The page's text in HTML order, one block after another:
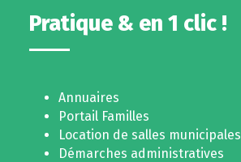
Pratique & en 1 clic !
Annuaires
Portail Familles
Location de salles municipales
Démarches administratives